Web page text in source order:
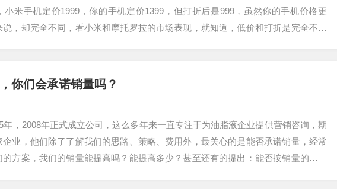
小米手机定价1999，你的手机定价1399，但打折后是999，虽然你的手机价格更
，却完全不同，看小米和摩托罗拉的市场表现，就知道，低价和打折是完全不同
你们会承诺销量吗？
年，2008年正式成立公司，这么多年来一直专注于为油脂液企业提供营销咨询，期
企业，他们除了了解我们的思路、策略、费用外，最关心的是能否承诺销量，经常
方案，我们的销量能提高吗？能提高多少？甚至还有的提出：能否按销量的提升